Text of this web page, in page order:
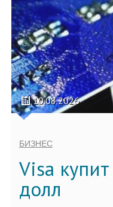
10.08.2026
БИЗНЕС
Visa
долл